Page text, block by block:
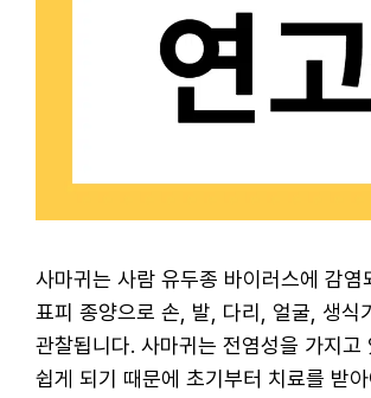
사마귀는 사람 유두종 바이러스에 감염
표피 종양으로 손, 발, 다리, 얼굴, 생식
관찰됩니다. 사마귀는 전염성을 가지고
쉽게 되기 때문에 초기부터 치료를 받아